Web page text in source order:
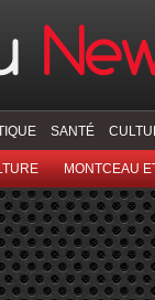
SANTÉ
MONTCEAU